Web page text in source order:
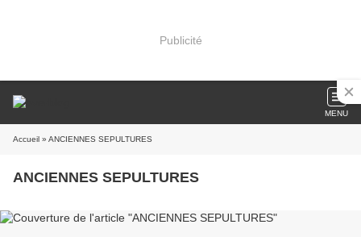
Publicité
MENU
Accueil » ANCIENNES SEPULTURES
ANCIENNES SEPULTURES